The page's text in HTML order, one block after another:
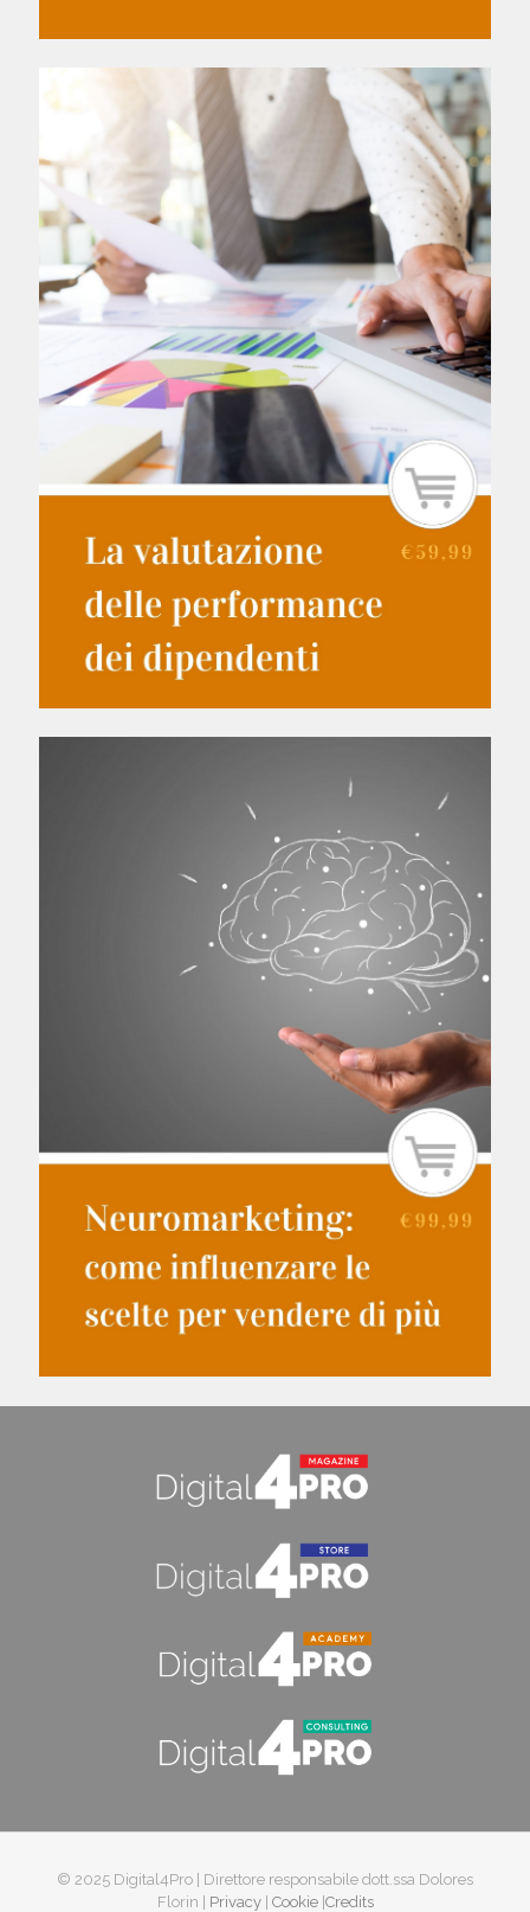
© 2025 Digital4Pro | Direttore responsabile dott.ssa Dolores
Florin | Privacy| Cookie|Credits